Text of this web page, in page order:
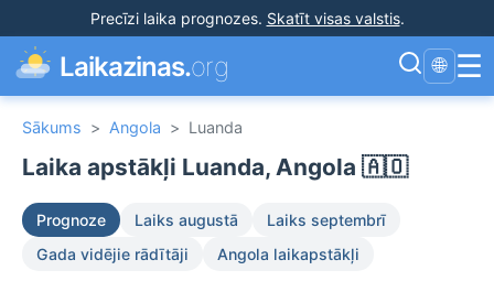
Precīzi laika prognozes. Skatīt visas valstis.
Laikazinas.org 🌐 ☰
Sākums > Angola > Luanda
Laika apstākļi Luanda, Angola 🇦🇴
Prognoze Laiks augustā
Laiks septembrī
Gada vidējie rādītāji
Angola laikapstākļi